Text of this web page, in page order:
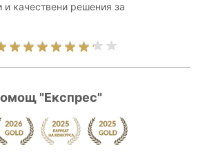
качествени решения за
"Експрес"